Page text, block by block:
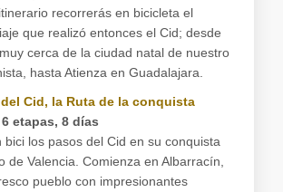
recorrerás en bicicleta el
que realizó entonces el Cid; desde
cerca de la ciudad natal de nuestro
hasta Atienza en Guadalajara.
Cid, la Ruta de la conquista
etapas, 8 días
bici los pasos del Cid en su conquista
de Valencia. Comienza en Albarracín,
pueblo con impresionantes